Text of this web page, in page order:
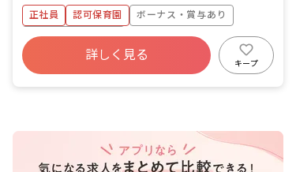
す。 保育園での経験・未経験を問わず大
歓迎です。 子どもたちへの丁寧なかかわ
りを常に研究すると同時に、幼児クラス
の子どもたちへのオリジナルの教育プロ
グラムも導入している保育園になりま
正社員 認可保育園
ボーナス・賞与あり
年間休日120日以上
寮・住宅・家賃補助あり
社会保険完備
詳しく見る
キープ